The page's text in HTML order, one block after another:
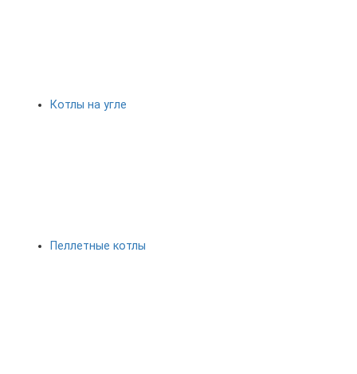
Котлы на угле
Пеллетные котлы